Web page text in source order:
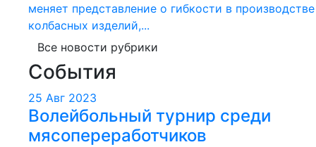
меняет представление о гибкости в производстве
колбасных изделий,...
Все новости рубрики
События
25 Авг 2023
Волейбольный турнир среди
мясопереработчиков